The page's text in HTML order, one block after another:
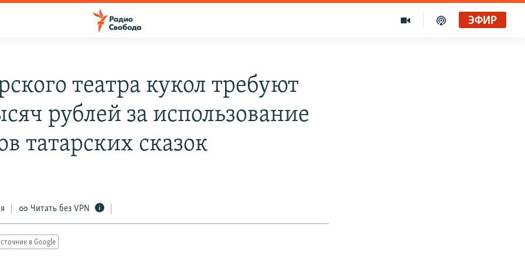
ЭФИР
театра кукол требуют
рублей за использование
татарских сказок
Читать без VPN
в Google